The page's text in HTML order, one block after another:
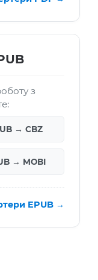
з
→ CBZ
→ MOBI
EPUB →